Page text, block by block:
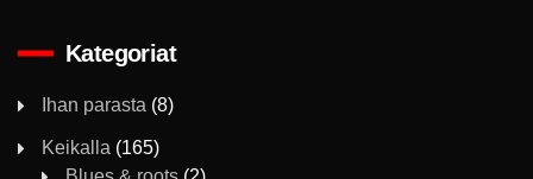
Kategoriat
Ihan parasta (8)
Keikalla (165)